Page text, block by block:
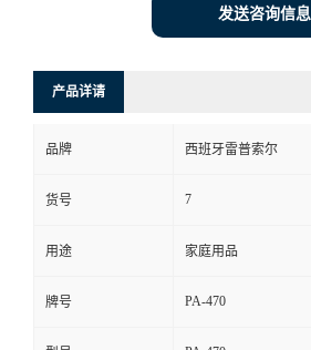
发送咨询信息
产品详请
品牌 西班牙雷普索尔
货号 7
用途 家庭用品
牌号 PA-470